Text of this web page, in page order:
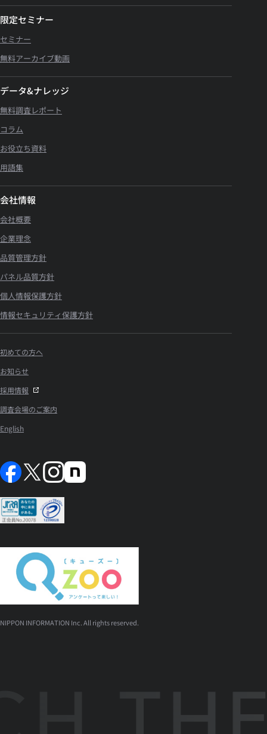
限定セミナー
セミナー
無料アーカイブ動画
データ&ナレッジ
無料調査レポート
コラム
お役立ち資料
用語集
会社情報
会社概要
企業理念
品質管理方針
パネル品質方針
個人情報保護方針
情報セキュリティ保護方針
初めての方へ
お知らせ
採用情報
調査会場のご案内
English
NIPPON INFORMATION Inc. All rights reserved.